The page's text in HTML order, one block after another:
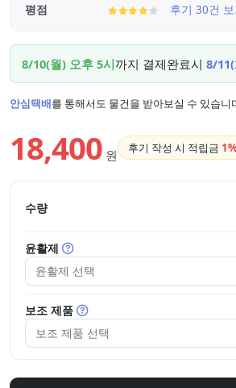
평점
후기 30건 보
8/10(월) 오후 5시까지 결제완료시 8/
안심택배를 통해서도 물건을 받아보실 수 있습니
18,400 원 후기 작성 시 적립금
수량
윤활제
윤활제 선택
보조 제품
보조 제품 선택